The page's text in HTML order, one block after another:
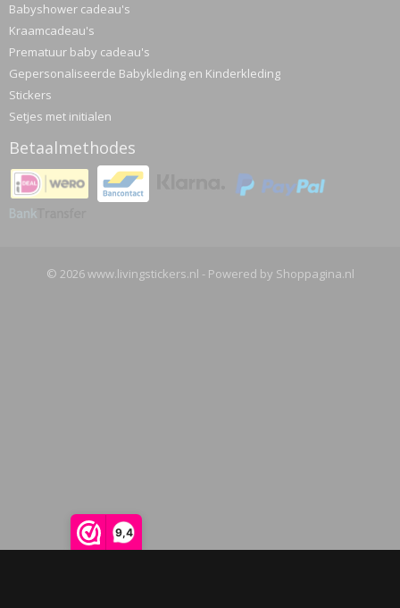
9,4
Babyshower cadeau's
Kraamcadeau's
Prematuur baby cadeau's
Gepersonaliseerde Babykleding en Kinderkleding
Stickers
Setjes met initialen
Betaalmethodes
© 2026 www.livingstickers.nl - Powered by Shoppagina.nl